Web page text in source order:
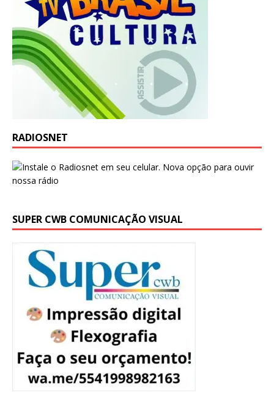
RADIOSNET
SUPER CWB COMUNICAÇÃO VISUAL